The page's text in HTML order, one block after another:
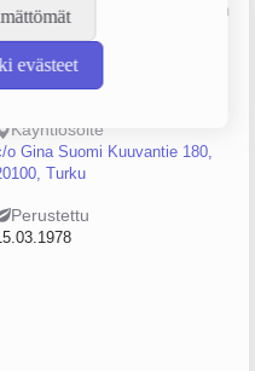
evästeet
Lähde: YTJ, PRH, Traficom
Henkilöstömäärä
Käyntiosoite
o Gina Suomi Kuuvantie 180,
Turku
Perustettu